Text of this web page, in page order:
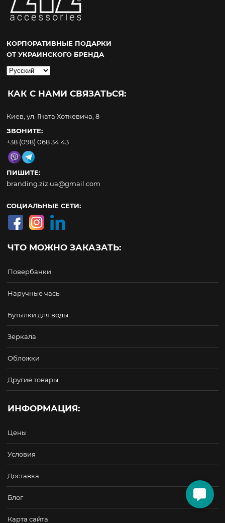
КОРПОРАТИВНЫЕ ПОДАРКИ
ОТ УКРАИНСКОГО БРЕНДА
Выбрать
КАК С НАМИ СВЯЗАТЬСЯ:
Киев, ул. Гната Хоткевича, 8
ЗВОНИТЕ:
+38 (098) 068 34 43
ПИШИТЕ:
branding.ziz.ua@gmail.com
СОЦИАЛЬНЫЕ СЕТИ:
ЧТО МОЖНО ЗАКАЗАТЬ:
Повербанки
Наручные часы
Бутылки для воды
Зеркала
Обложки
Другие товары
ИНФОРМАЦИЯ:
Цены
Условия
Доставка
Блог
Карта сайта